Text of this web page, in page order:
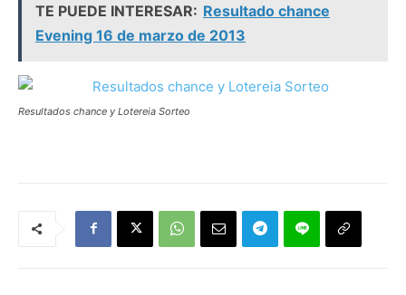
TE PUEDE INTERESAR: Resultado chance
Evening 16 de marzo de 2013
Resultados chance y Lotereia Sorteo